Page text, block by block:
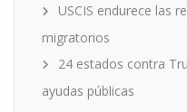
USCIS endurece las
migratorios
24 estados contra
ayudas públicas